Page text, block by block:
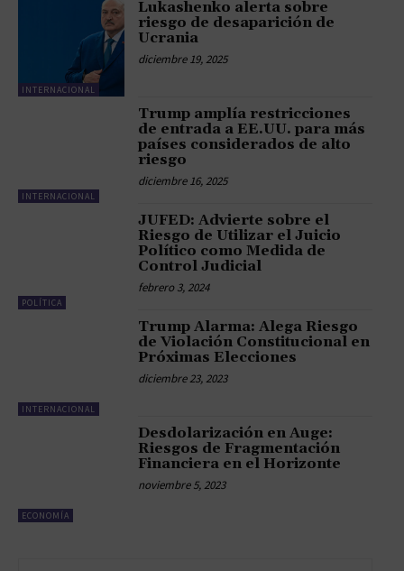
INTERNACIONAL
Lukashenko alerta sobre
riesgo de desaparición de
Ucrania
diciembre 19, 2025
INTERNACIONAL
Trump amplía restricciones
de entrada a EE.UU. para más
países considerados de alto
riesgo
diciembre 16, 2025
POLÍTICA
JUFED: Advierte sobre el
Riesgo de Utilizar el Juicio
Político como Medida de
Control Judicial
febrero 3, 2024
INTERNACIONAL
Trump Alarma: Alega Riesgo
de Violación Constitucional en
Próximas Elecciones
diciembre 23, 2023
ECONOMÍA
Desdolarización en Auge:
Riesgos de Fragmentación
Financiera en el Horizonte
noviembre 5, 2023